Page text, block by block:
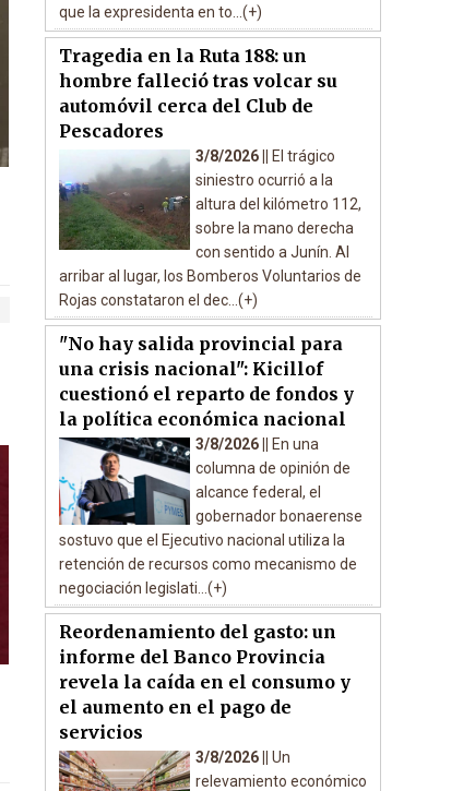
que la expresidenta en to...(+)
Tragedia en la Ruta 188: un
hombre falleció tras volcar su
automóvil cerca del Club de
Pescadores
3/8/2026 ||
El trágico
siniestro ocurrió a la
altura del kilómetro 112,
sobre la mano derecha
con sentido a Junín. Al
arribar al lugar, los Bomberos Voluntarios de
Rojas constataron el dec...(+)
"No hay salida provincial para
una crisis nacional": Kicillof
cuestionó el reparto de fondos y
la política económica nacional
3/8/2026 ||
En una
columna de opinión de
alcance federal, el
gobernador bonaerense
sostuvo que el Ejecutivo nacional utiliza la
retención de recursos como mecanismo de
negociación legislati...(+)
Reordenamiento del gasto: un
informe del Banco Provincia
revela la caída en el consumo y
el aumento en el pago de
servicios
3/8/2026 || Un
relevamiento económico